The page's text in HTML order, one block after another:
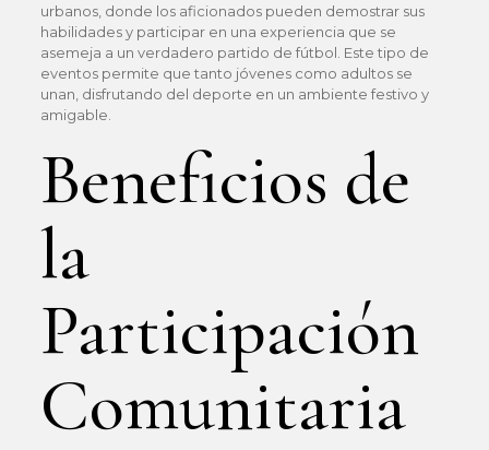
urbanos, donde los aficionados pueden demostrar sus
habilidades y participar en una experiencia que se
asemeja a un verdadero partido de fútbol. Este tipo de
eventos permite que tanto jóvenes como adultos se
unan, disfrutando del deporte en un ambiente festivo y
amigable.
Beneficios de
la
Participación
Comunitaria